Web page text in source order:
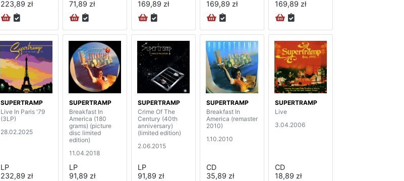
223,89 zł
71,89 zł
169,89 zł
169,89 zł
169,89 zł
SUPERTRAMP
Live In Paris '79
(3LP)
28.02.2025
LP
232,89 zł
SUPERTRAMP
Breakfast In
America (180
grams) (picture
disc limited
edition)
11.04.2018
LP
91,89 zł
SUPERTRAMP
Crime Of The
Century (40th
anniversary)
(limited edition)
2.06.2015
LP
91,89 zł
SUPERTRAMP
Breakfast In
America (remaster
2010)
1.10.2010
CD
35,89 zł
SUPERTRAMP
Live
3.04.2006
CD
18,89 zł